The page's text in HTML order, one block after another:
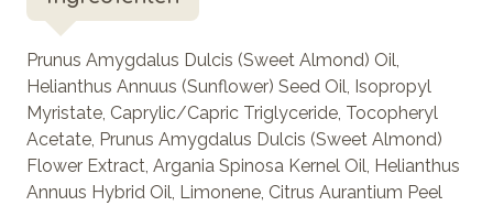
Prunus Amygdalus Dulcis (Sweet Almond) Oil,
Helianthus Annuus (Sunflower) Seed Oil, Isopropyl
Myristate, Caprylic/Capric Triglyceride, Tocopheryl
Acetate, Prunus Amygdalus Dulcis (Sweet Almond)
Flower Extract, Argania Spinosa Kernel Oil, Helianthus
Annuus Hybrid Oil, Limonene, Citrus Aurantium Peel